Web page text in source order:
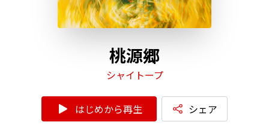
桃源郷
シャイトープ
はじめから再生 シェア